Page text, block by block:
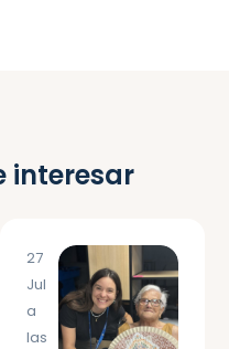
interesar
27
Jul
a
las